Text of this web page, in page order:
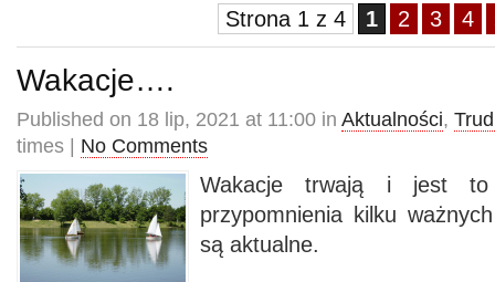
Strona 1 z 4 1 2 3 4
Wakacje….
Published on 18 lip, 2021 at 11:00 in Aktualności,
times | No Comments
Wakacje trwają i jest
przypomnienia kilku
są aktualne.